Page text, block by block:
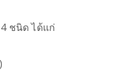
ชนิด ได้แก่